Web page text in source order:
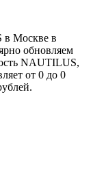
в Москве в
обновляем
NAUTILUS,
от 0 до 0